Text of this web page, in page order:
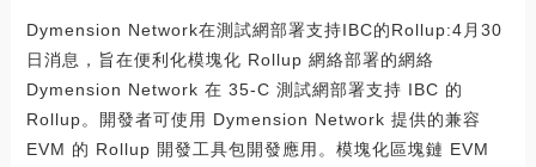
Dymension Network在測試網部署支持IBC的Rollup:4月30
日消息，旨在便利化模塊化 Rollup 網絡部署的網絡
Dymension Network 在 35-C 測試網部署支持 IBC 的
Rollup。開發者可使用 Dymension Network 提供的兼容
EVM 的 Rollup 開發工具包開發應用。模塊化區塊鏈 EVM